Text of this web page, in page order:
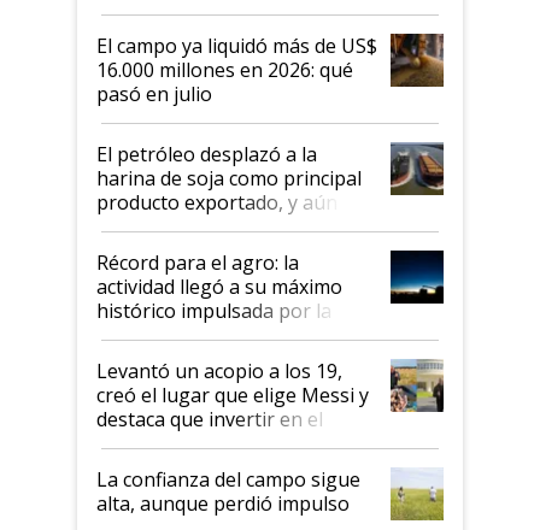
El campo ya liquidó más de US$
16.000 millones en 2026: qué
pasó en julio
El petróleo desplazó a la
harina de soja como principal
producto exportado, y aún así
el agro aportó casi seis de cada
diez dólares y sostuvo el
liderazgo en un semestre
récord
Récord para el agro: la
actividad llegó a su máximo
histórico impulsada por la
cosecha y las exportaciones
Levantó un acopio a los 19,
creó el lugar que elige Messi y
destaca que invertir en el
kirchnerismo era como "darle
plata a un hijo para droga":
Juan Félix Rossetti, el libertario
que de una dura crisis salió
La confianza del campo sigue
alta, aunque perdió impulso